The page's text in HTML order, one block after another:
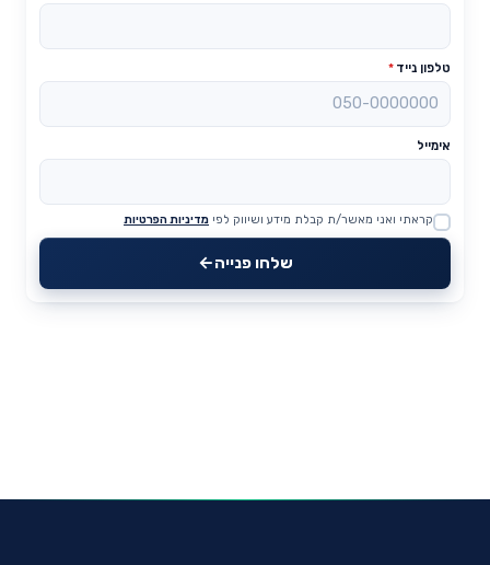
טלפון נייד *
אימייל
Website
קראתי ואני מאשר/ת קבלת מידע ושיווק לפי מדיניות הפרטיות
שלחו פנייה